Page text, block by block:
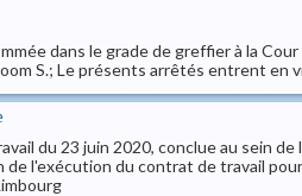
dans le grade de greffier à la
S.; Le présents arrêtés entrent en
du 23 juin 2020, conclue au sein
l'exécution du contrat de travail